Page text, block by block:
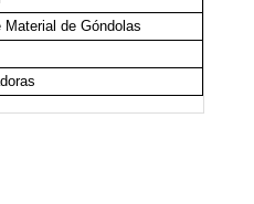
Material de Góndolas